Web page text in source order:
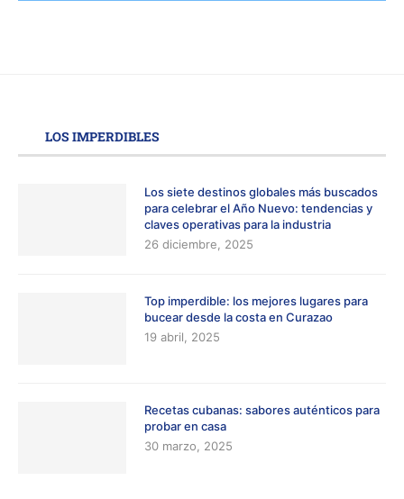
LOS IMPERDIBLES
Los siete destinos globales más buscados
para celebrar el Año Nuevo: tendencias y
claves operativas para la industria
26 diciembre, 2025
Top imperdible: los mejores lugares para
bucear desde la costa en Curazao
19 abril, 2025
Recetas cubanas: sabores auténticos para
probar en casa
30 marzo, 2025